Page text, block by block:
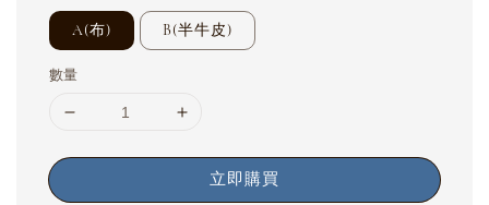
A(布) B(半牛皮)
數量
立即購買